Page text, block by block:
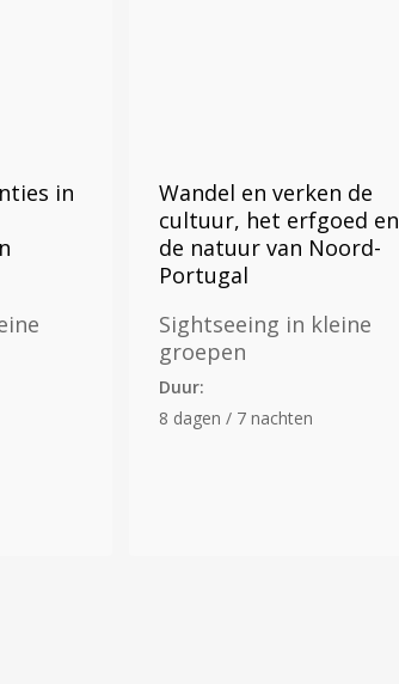
in
Wandel en verken de
cultuur, het erfgoed en
de natuur van Noord-
Portugal
Sightseeing in kleine
groepen
Duur:
8 dagen / 7 nachten